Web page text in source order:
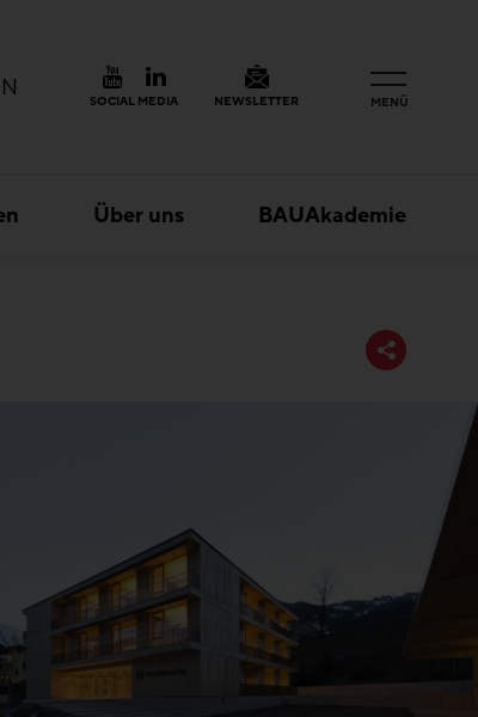
MENÜ
SOCIAL MEDIA NEWSLETTER
Über uns BAUAkademie